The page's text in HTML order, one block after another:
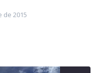
de 2015